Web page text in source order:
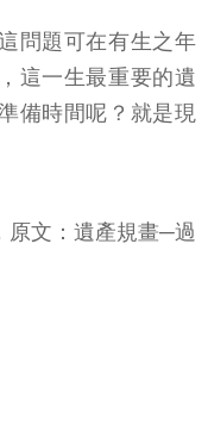
問題可在有生之年
這一生最重要的遺
備時間呢？就是現
原文：遺產規畫─過